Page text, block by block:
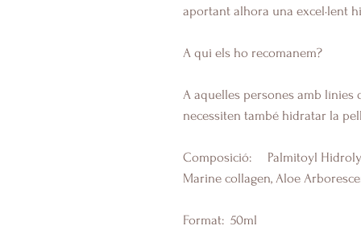
aportant alhora una excel·lent
A qui els ho recomanem?
A aquelles persones amb línies
necessiten també hidratar la
Composició: Palmitoyl
Marine collagen, Aloe
Format: 50ml